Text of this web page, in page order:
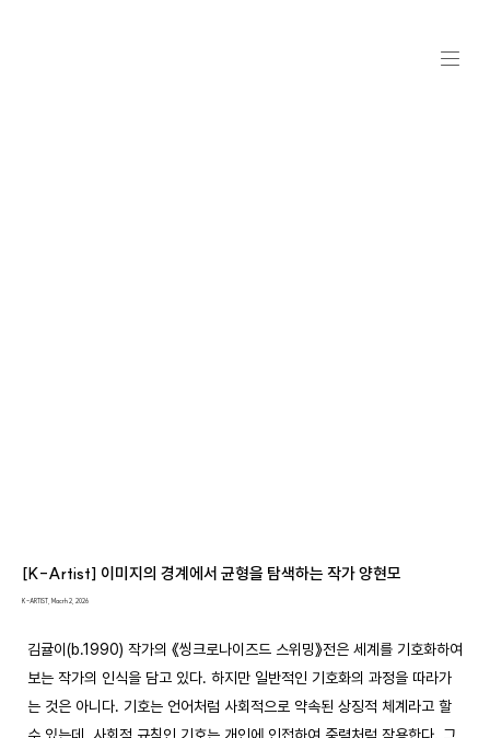
[K-Artist] 이미지의 경계에서 균형을 탐색하는 작가 양현모
K-ARTIST, Macrh 2, 2026
김귤이(b.1990) 작가의 《씽크로나이즈드 스위밍》전은 세계를 기호화하여
보는 작가의 인식을 담고 있다. 하지만 일반적인 기호화의 과정을 따라가
는 것은 아니다. 기호는 언어처럼 사회적으로 약속된 상징적 체계라고 할